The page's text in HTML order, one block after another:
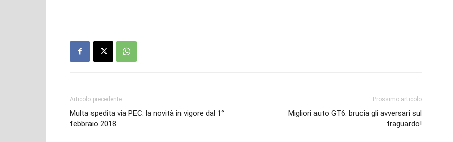
Articolo precedente
Multa spedita via PEC: la novità in vigore dal 1°
febbraio 2018
Prossimo articolo
Migliori auto GT6: brucia gli avversari sul
traguardo!